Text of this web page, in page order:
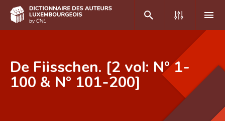
DE
De Fiisschen. [2 vol: N° 1-
100 & N° 101-200]